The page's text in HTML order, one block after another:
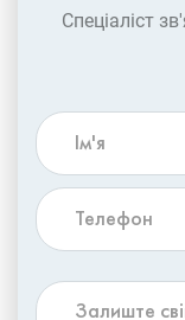
Спеціаліст